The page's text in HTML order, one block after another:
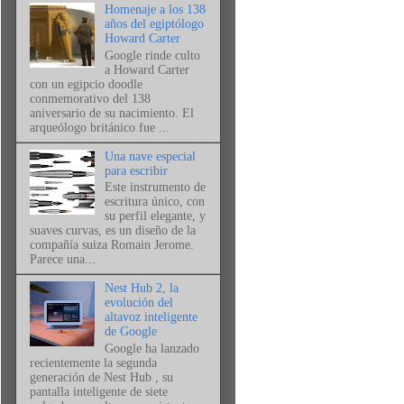
Homenaje a los 138
años del egiptólogo
Howard Carter
Google rinde culto
a Howard Carter
con un egipcio doodle
conmemorativo del 138
aniversario de su nacimiento. El
arqueólogo británico fue ...
Una nave especial
para escribir
Este instrumento de
escritura único, con
su perfil elegante, y
suaves curvas, es un diseño de la
compañía suiza Romain Jerome.
Parece una...
Nest Hub 2, la
evolución del
altavoz inteligente
de Google
Google ha lanzado
recientemente la segunda
generación de Nest Hub , su
pantalla inteligente de siete